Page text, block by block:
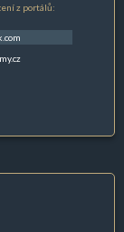
z portálů: